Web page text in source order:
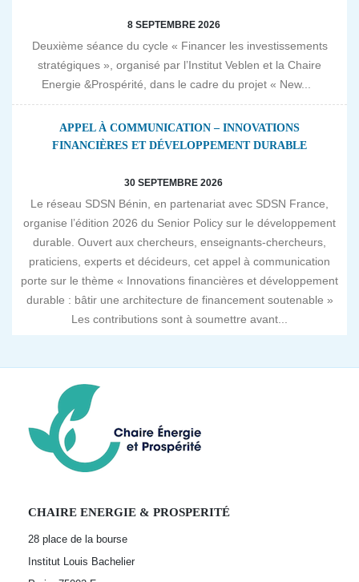
8 SEPTEMBRE 2026
Deuxième séance du cycle « Financer les investissements
stratégiques », organisé par l’Institut Veblen et la Chaire
Energie &Prospérité, dans le cadre du projet « New...
APPEL À COMMUNICATION – INNOVATIONS
FINANCIÈRES ET DÉVELOPPEMENT DURABLE
30 SEPTEMBRE 2026
Le réseau SDSN Bénin, en partenariat avec SDSN France,
organise l’édition 2026 du Senior Policy sur le développement
durable. Ouvert aux chercheurs, enseignants-chercheurs,
praticiens, experts et décideurs, cet appel à communication
porte sur le thème « Innovations financières et développement
durable : bâtir une architecture de financement soutenable »
Les contributions sont à soumettre avant...
CHAIRE ENERGIE & PROSPERITÉ
28 place de la bourse
Institut Louis Bachelier